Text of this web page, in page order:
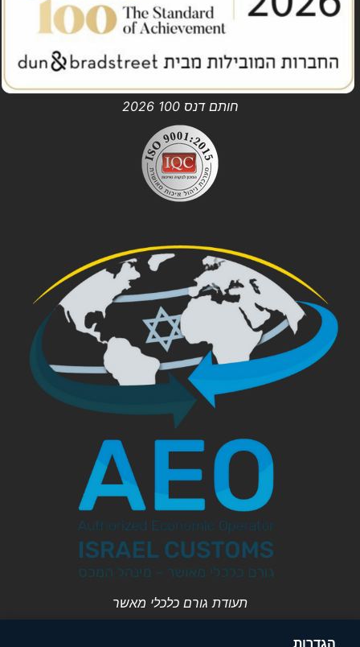
חותם דנס 100 2026
תעודת גורם כלכלי מאשר
הגדרות